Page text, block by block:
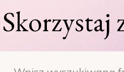
Skorzystaj
for: